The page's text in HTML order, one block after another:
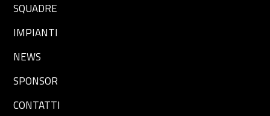
SQUADRE
IMPIANTI
NEWS
SPONSOR
CONTATTI